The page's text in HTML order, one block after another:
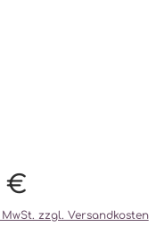
€
zzgl. Versandkosten